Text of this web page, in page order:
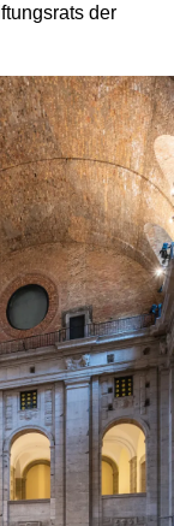
der